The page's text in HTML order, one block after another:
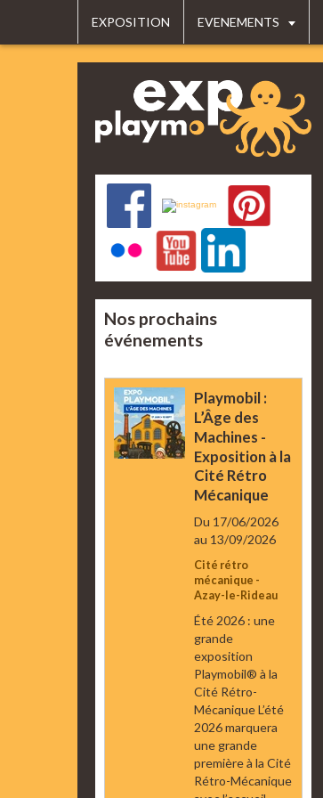
EXPOSITION EVENEMENTS
Nos prochains
événements
Playmobil :
L’Âge des
Machines -
Exposition à la
Cité Rétro
Mécanique
Du 17/06/2026
au 13/09/2026
Cité rétro
mécanique -
Azay-le-Rideau
Été 2026 : une
grande
exposition
Playmobil® à la
Cité Rétro-
Mécanique L’été
2026 marquera
une grande
première à la Cité
Rétro-Mécanique